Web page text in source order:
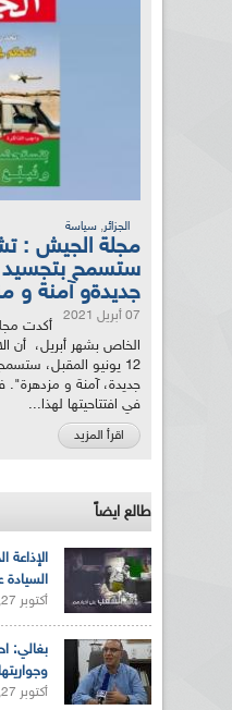
الجزائر, سياسة
ستسمح بتجسيد
جديدةو آمنة و
07 أبريل 2021
أكدت
الخاص بشهر أبريل، أن
12 يونيو المقبل،
جديدة، آمنة و
في افتتاحيتها لهذا...
اقرأ المزيد
طالع ايضاً
السيادة
أكتوبر 27, 2021 |
بغالي:
أكتوبر 27, 2021 |